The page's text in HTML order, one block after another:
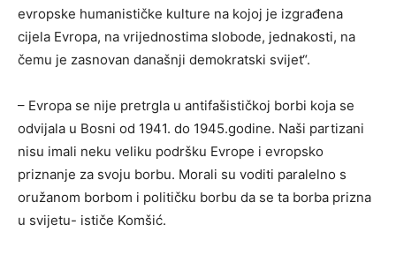
evropske humanističke kulture na kojoj je izgrađena
cijela Evropa, na vrijednostima slobode, jednakosti, na
čemu je zasnovan današnji demokratski svijet“.
– Evropa se nije pretrgla u antifašističkoj borbi koja se
odvijala u Bosni od 1941. do 1945.godine. Naši partizani
nisu imali neku veliku podršku Evrope i evropsko
priznanje za svoju borbu. Morali su voditi paralelno s
oružanom borbom i političku borbu da se ta borba prizna
u svijetu- ističe Komšić.